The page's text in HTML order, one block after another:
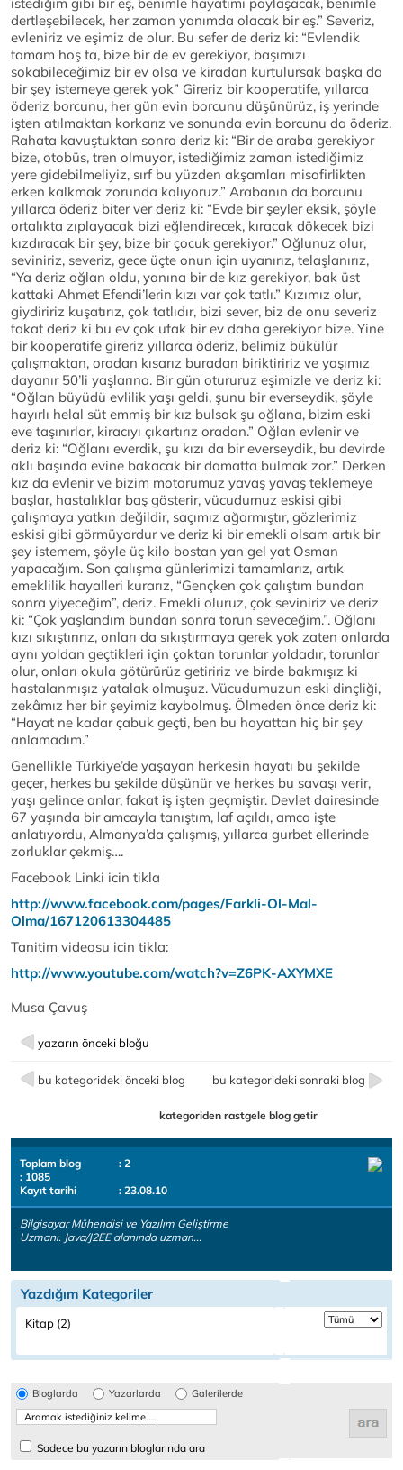
dertleşebilecek, her zaman yanımda olacak bir eş.” Severiz,
evleniriz ve eşimiz de olur. Bu sefer de deriz ki: “Evlendik
tamam hoş ta, bize bir de ev gerekiyor, başımızı
sokabileceğimiz bir ev olsa ve kiradan kurtulursak başka da
bir şey istemeye gerek yok” Gireriz bir kooperatife, yıllarca
öderiz borcunu, her gün evin borcunu düşünürüz, iş yerinde
işten atılmaktan korkarız ve sonunda evin borcunu da öderiz.
Rahata kavuştuktan sonra deriz ki: “Bir de araba gerekiyor
bize, otobüs, tren olmuyor, istediğimiz zaman istediğimiz
yere gidebilmeliyiz, sırf bu yüzden akşamları misafirlikten
erken kalkmak zorunda kalıyoruz.” Arabanın da borcunu
yıllarca öderiz biter ver deriz ki: “Evde bir şeyler eksik, şöyle
ortalıkta zıplayacak bizi eğlendirecek, kıracak dökecek bizi
kızdıracak bir şey, bize bir çocuk gerekiyor.” Oğlunuz olur,
seviniriz, severiz, gece üçte onun için uyanırız, telaşlanırız,
“Ya deriz oğlan oldu, yanına bir de kız gerekiyor, bak üst
kattaki Ahmet Efendi’lerin kızı var çok tatlı.” Kızımız olur,
giydiririz kuşatırız, çok tatlıdır, bizi sever, biz de onu severiz
fakat deriz ki bu ev çok ufak bir ev daha gerekiyor bize. Yine
bir kooperatife gireriz yıllarca öderiz, belimiz bükülür
çalışmaktan, oradan kısarız buradan biriktiririz ve yaşımız
dayanır 50’li yaşlarına. Bir gün otururuz eşimizle ve deriz ki:
“Oğlan büyüdü evlilik yaşı geldi, şunu bir everseydik, şöyle
hayırlı helal süt emmiş bir kız bulsak şu oğlana, bizim eski
eve taşınırlar, kiracıyı çıkartırız oradan.” Oğlan evlenir ve
deriz ki: “Oğlanı everdik, şu kızı da bir everseydik, bu devirde
aklı başında evine bakacak bir damatta bulmak zor.” Derken
kız da evlenir ve bizim motorumuz yavaş yavaş teklemeye
başlar, hastalıklar baş gösterir, vücudumuz eskisi gibi
çalışmaya yatkın değildir, saçımız ağarmıştır, gözlerimiz
eskisi gibi görmüyordur ve deriz ki bir emekli olsam artık bir
şey istemem, şöyle üç kilo bostan yan gel yat Osman
yapacağım. Son çalışma günlerimizi tamamlarız, artık
emeklilik hayalleri kurarız, “Gençken çok çalıştım bundan
sonra yiyeceğim”, deriz. Emekli oluruz, çok seviniriz ve deriz
ki: “Çok yaşlandım bundan sonra torun seveceğim.”. Oğlanı
kızı sıkıştırırız, onları da sıkıştırmaya gerek yok zaten onlarda
aynı yoldan geçtikleri için çoktan torunlar yoldadır, torunlar
olur, onları okula götürürüz getiririz ve birde bakmışız ki
hastalanmışız yatalak olmuşuz. Vücudumuzun eski dinçliği,
zekâmız her bir şeyimiz kaybolmuş. Ölmeden önce deriz ki:
“Hayat ne kadar çabuk geçti, ben bu hayattan hiç bir şey
anlamadım.”
Genellikle Türkiye’de yaşayan herkesin hayatı bu şekilde
geçer, herkes bu şekilde düşünür ve herkes bu savaşı verir,
yaşı gelince anlar, fakat iş işten geçmiştir. Devlet dairesinde
67 yaşında bir amcayla tanıştım, laf açıldı, amca işte
anlatıyordu, Almanya’da çalışmış, yıllarca gurbet ellerinde
zorluklar çekmiş….
Facebook Linki icin tikla
http://www.facebook.com/pages/Farkli-Ol-Mal-
Olma/167120613304485
Tanitim videosu icin tikla:
http://www.youtube.com/watch?v=Z6PK-AXYMXE
Musa Çavuş
yazarın önceki bloğu
bu kategorideki önceki blog bu kategorideki sonraki blog
kategoriden rastgele blog getir
Toplam blog
: 2
: 1085
Kayıt tarihi
: 23.08.10
Bilgisayar Mühendisi ve Yazılım Geliştirme
Uzmanı. Java/J2EE alanında uzman...
Yazdığım Kategoriler
Kitap (2)
Bloglarda Yazarlarda Galerilerde
Sadece bu yazarın bloglarında ara